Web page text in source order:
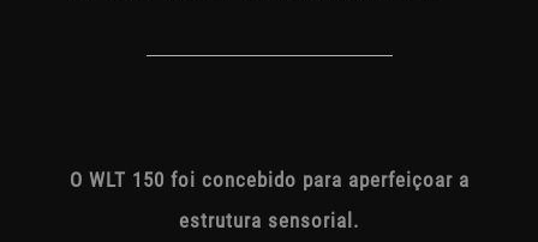
O WLT 150 foi concebido para aperfeiçoar a
estrutura sensorial.